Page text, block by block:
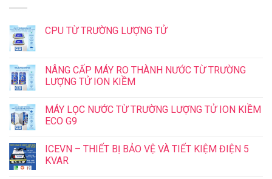
CPU TỪ TRƯỜNG LƯỢNG TỬ
NÂNG CẤP MÁY RO THÀNH NƯỚC TỪ TRƯỜNG
LƯỢNG TỬ ION KIỀM
MÁY LỌC NƯỚC TỪ TRƯỜNG LƯỢNG TỬ ION KIỀM
ECO G9
ICEVN – THIẾT BỊ BẢO VỆ VÀ TIẾT KIỆM ĐIỆN 5
KVAR